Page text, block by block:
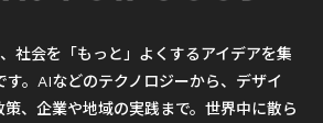
社会を「もっと」よくするアイデアを集
す。AIなどのテクノロジーから、デザイ
策、企業や地域の実践まで。世界中に散ら